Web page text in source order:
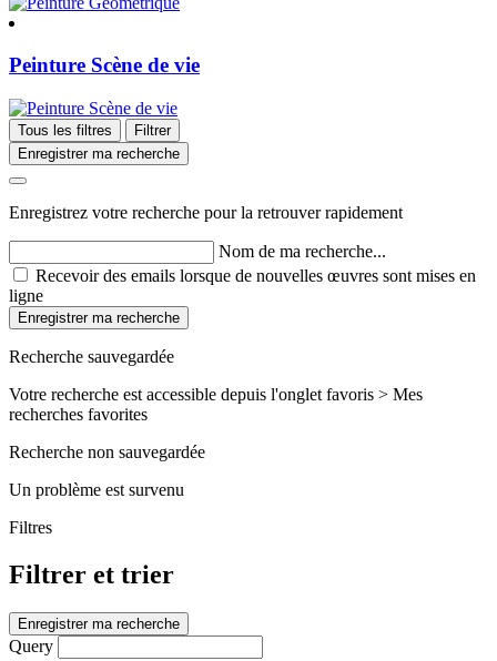
Peinture Scène de vie
Tous les filtres
Filtrer
Enregistrer ma recherche
Enregistrez votre recherche pour la retrouver rapidement
Nom de ma recherche...
Recevoir des emails lorsque de nouvelles œuvres sont mises en
ligne
Enregistrer ma recherche
Recherche sauvegardée
Votre recherche est accessible depuis l'onglet favoris > Mes
recherches favorites
Recherche non sauvegardée
Un problème est survenu
Filtres
Filtrer et trier
Enregistrer ma recherche
Query